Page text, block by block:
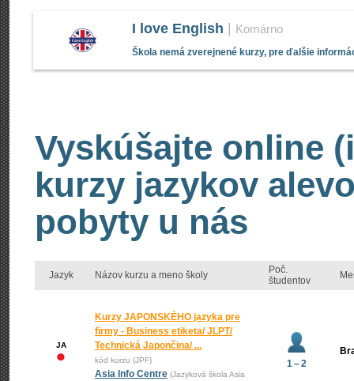
I love English Komárno
Škola nemá zverejnené kurzy, pre ďalšie
Vyskúšajte online
kurzy jazykov
pobyty u nás
Jazyk Názov kurzu a meno školy
Poč.
študentov
JA
Kurzy JAPONSKÉHO jazyka pre
firmy - Business etiketa/ JLPT/
Technická Japončina/ ...
kód kurzu (JPF)
Asia Info Centre (Jazyková škola Asia
1 – 2